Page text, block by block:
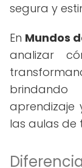
segura y
En Mundos
analizar
las aulas de